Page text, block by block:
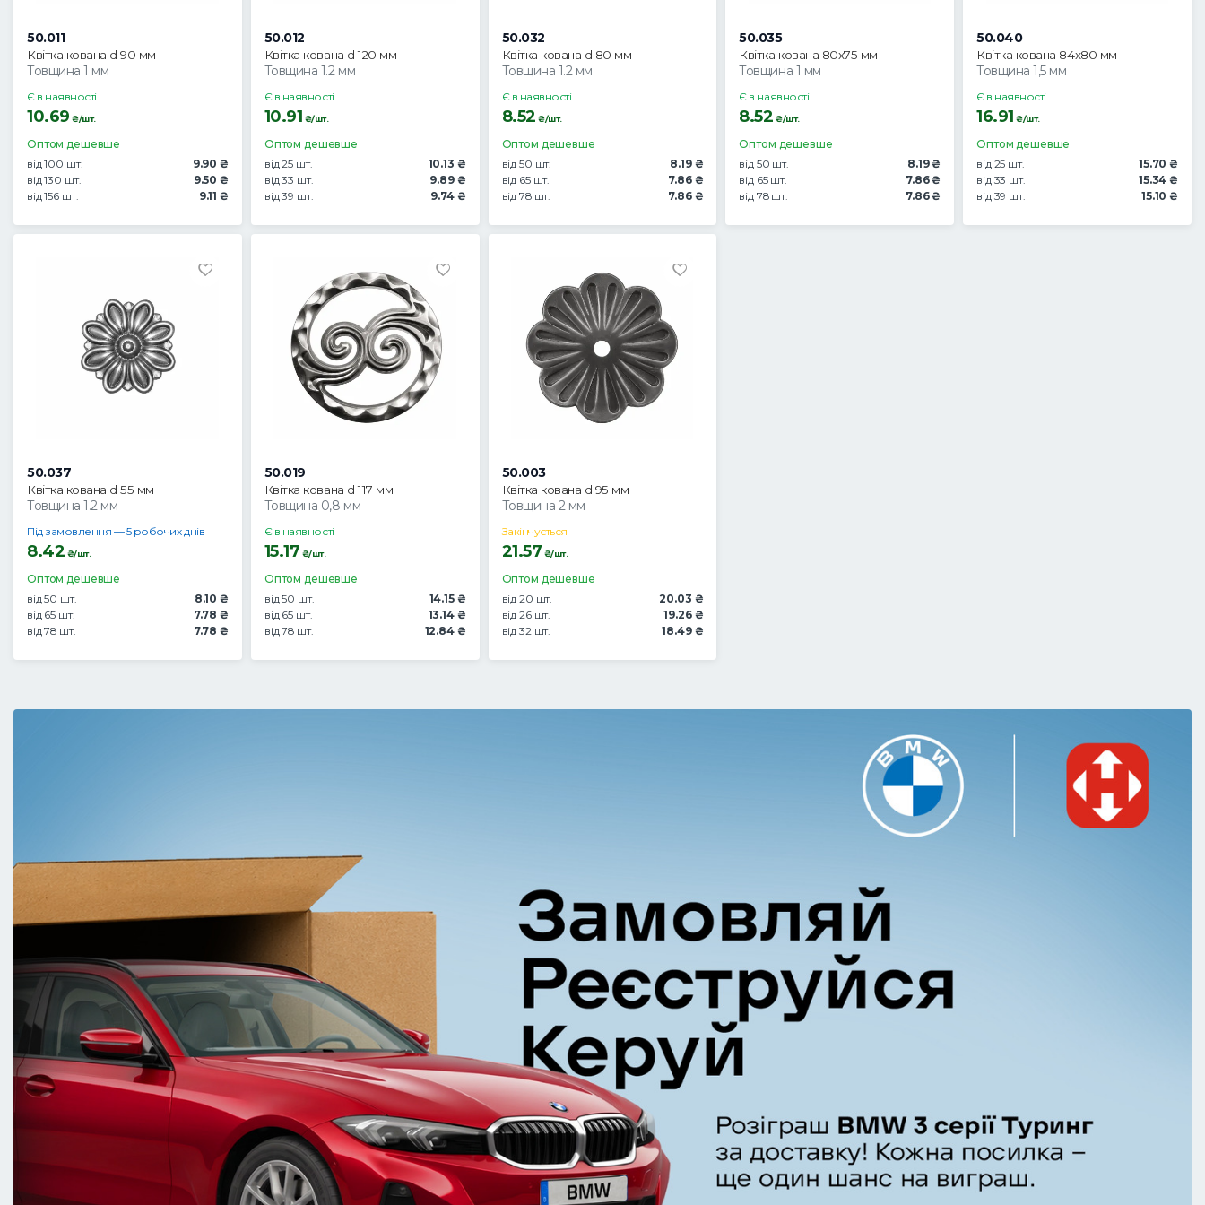
50.011
Квітка кована d 90 мм
Товщина 1 мм
Є в наявності
10.69 ₴/шт.
Оптом дешевше
від 100 шт.
9.90 ₴
від 130 шт.
9.50 ₴
від 156 шт.
9.11 ₴
50.012
Квітка кована d 120 мм
Товщина 1.2 мм
Є в наявності
10.91 ₴/шт.
Оптом дешевше
від 25 шт.
10.13 ₴
від 33 шт.
9.89 ₴
від 39 шт.
9.74 ₴
50.032
Квітка кована d 80 мм
Товщина 1.2 мм
Є в наявності
8.52 ₴/шт.
Оптом дешевше
від 50 шт.
8.19 ₴
від 65 шт.
7.86 ₴
від 78 шт.
7.86 ₴
50.035
Квітка кована 80х75 мм
Товщина 1 мм
Є в наявності
8.52 ₴/шт.
Оптом дешевше
від 50 шт.
8.19 ₴
від 65 шт.
7.86 ₴
від 78 шт.
7.86 ₴
50.040
Квітка кована 84x80 мм
Товщина 1,5 мм
Є в наявності
16.91 ₴/шт.
Оптом дешевше
від 25 шт.
15.70 ₴
від 33 шт.
15.34 ₴
від 39 шт.
15.10 ₴
50.037
Квітка кована d 55 мм
Товщина 1.2 мм
Під замовлення — 5 робочих днів
8.42 ₴/шт.
Оптом дешевше
від 50 шт.
8.10 ₴
від 65 шт.
7.78 ₴
від 78 шт.
7.78 ₴
50.019
Квітка кована d 117 мм
Товщина 0,8 мм
Є в наявності
15.17 ₴/шт.
Оптом дешевше
від 50 шт.
14.15 ₴
від 65 шт.
13.14 ₴
від 78 шт.
12.84 ₴
50.003
Квітка кована d 95 мм
Товщина 2 мм
Закінчується
21.57 ₴/шт.
Оптом дешевше
від 20 шт.
20.03 ₴
від 26 шт.
19.26 ₴
від 32 шт.
18.49 ₴